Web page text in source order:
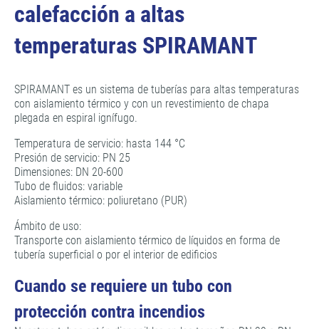
calefacción a altas
temperaturas SPIRAMANT
SPIRAMANT es un sistema de tuberías para altas temperaturas
con aislamiento térmico y con un revestimiento de chapa
plegada en espiral ignífugo.
Temperatura de servicio: hasta 144 °C
Presión de servicio: PN 25
Dimensiones: DN 20-600
Tubo de fluidos: variable
Aislamiento térmico: poliuretano (PUR)
Ámbito de uso:
Transporte con aislamiento térmico de líquidos en forma de
tubería superficial o por el interior de edificios
Cuando se requiere un tubo con
protección contra incendios